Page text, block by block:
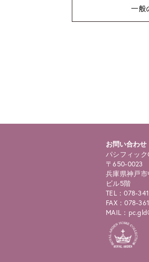
一般
お問い合わせ
パシフィック
〒650-0023
兵庫県神戸
ビル5階
TEL：078-
FAX：078-
MAIL：